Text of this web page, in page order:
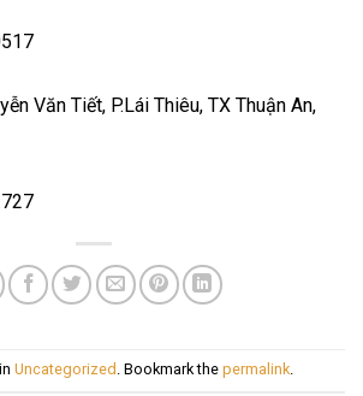
Văn Tiết, P.Lái Thiêu, TX Thuận An,
Uncategorized . Bookmark the permalink.